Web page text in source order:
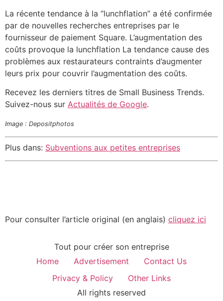
La récente tendance à la “lunchflation” a été confirmée
par de nouvelles recherches entreprises par le
fournisseur de paiement Square. L’augmentation des
coûts provoque la lunchflation La tendance cause des
problèmes aux restaurateurs contraints d’augmenter
leurs prix pour couvrir l’augmentation des coûts.
Recevez les derniers titres de Small Business Trends.
Suivez-nous sur Actualités de Google.
Image : Depositphotos
Plus dans: Subventions aux petites entreprises
Pour consulter l’article original (en anglais) cliquez ici
Tout pour créer son entreprise
Home
Advertisement
Contact Us
Privacy & Policy
Other Links
All rights reserved